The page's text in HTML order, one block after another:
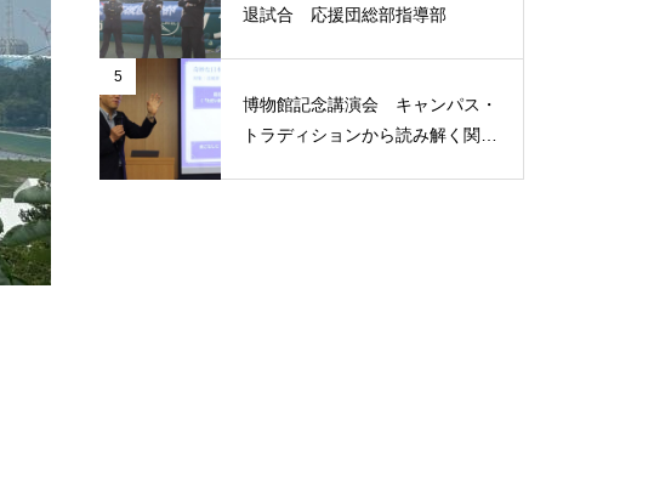
び 二次災害を防ぐには
退試合 応援団総部指導部
5
博物館記念講演会 キャンパス・
トラディションから読み解く関西